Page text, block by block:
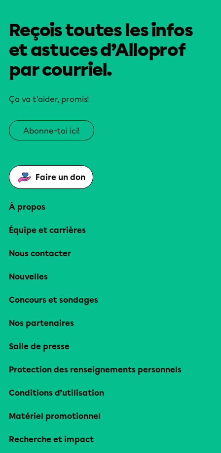
Reçois toutes les infos
et astuces d’Alloprof
par courriel.
Ça va t’aider, promis!
Abonne-toi ici!
Faire un don
À propos
Équipe et carrières
Nous contacter
Nouvelles
Concours et sondages
Nos partenaires
Salle de presse
Protection des renseignements personnels
Conditions d’utilisation
Matériel promotionnel
Recherche et impact